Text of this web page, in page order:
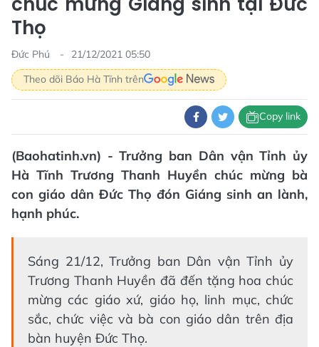
Thọ
Đức Phú
21/12/2021 05:50
Theo dõi Báo Hà Tĩnh trên
Copy link
(Baohatinh.vn) - Trưởng ban Dân vận Tỉnh ủy
Hà Tĩnh Trương Thanh Huyền chúc mừng bà
con giáo dân Đức Thọ đón Giáng sinh an lành,
hạnh phúc.
Sáng 21/12, Trưởng ban Dân vận Tỉnh ủy
Trương Thanh Huyền đã đến tặng hoa chúc
mừng các giáo xứ, giáo họ, linh mục, chức
sắc, chức việc và bà con giáo dân trên địa
bàn huyện Đức Thọ.